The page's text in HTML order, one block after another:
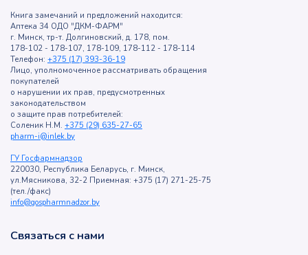
Книга замечаний и предложений находится:
Аптека 34 ОДО "ДКМ-ФАРМ"
г. Минск, тр-т. Долгиновский, д. 178, пом.
178-102 - 178-107, 178-109, 178-112 - 178-114
Телефон: +375 (17) 393-36-19
Лицо, уполномоченное рассматривать обращения
покупателей
о нарушении их прав, предусмотренных
законодательством
о защите прав потребителей:
Соленик Н.М. +375 (29) 635-27-65
pharm-i@inlek.by
ГУ Госфармнадзор
220030, Республика Беларусь, г. Минск,
ул.Мясникова, 32-2 Приемная: +375 (17) 271-25-75
(тел./факс)
info@gospharmnadzor.by
Связаться с нами